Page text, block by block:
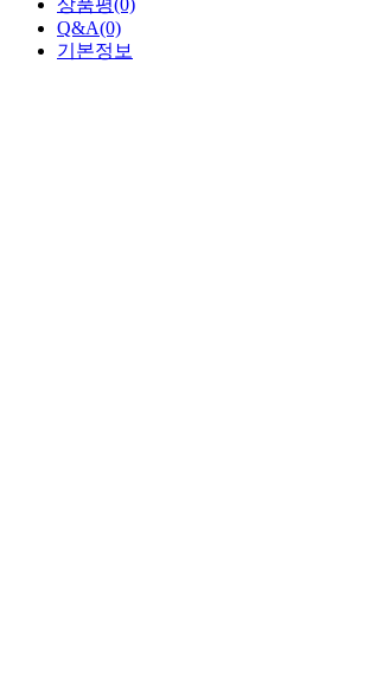
상품평(0)
Q&A(0)
기본정보